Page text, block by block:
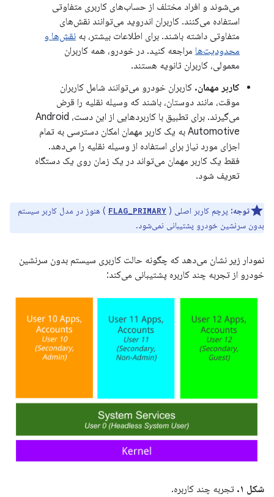
می‌شوند و افراد مختلف از حساب‌های کاربری متفاوتی
استفاده می‌کنند. کاربران اندروید می‌توانند نقش‌های
متفاوتی داشته باشند. برای اطلاعات بیشتر، به نقش‌ها و
محدودیت‌ها مراجعه کنید. در خودرو، همه کاربران
معمولی، کاربران ثانویه هستند.
کاربر مهمان. کاربران خودرو می‌توانند شامل کاربران
موقت، مانند دوستان، باشند که وسیله نقلیه را قرض
می‌گیرند. برای تطبیق با کاربردهایی از این دست، Android
Automotive به یک کاربر مهمان امکان دسترسی به تمام
اجزای مورد نیاز برای استفاده از وسیله نقلیه را می‌دهد.
فقط یک کاربر مهمان می‌تواند در یک زمان روی یک دستگاه
تعریف شود.
توجه: پرچم کاربر اصلی ( FLAG_PRIMARY ) هنوز در مدل کاربر سیستم
بدون سرنشین خودرو پشتیبانی نمی‌شود.
نمودار زیر نشان می‌دهد که چگونه حالت کاربری سیستم بدون سرنشین
خودرو از تجربه چند کاربره پشتیبانی می‌کند:
شکل ۱.
تجربه چند کاربره.